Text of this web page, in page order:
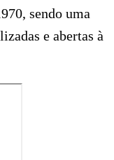
sendo uma
e abertas à